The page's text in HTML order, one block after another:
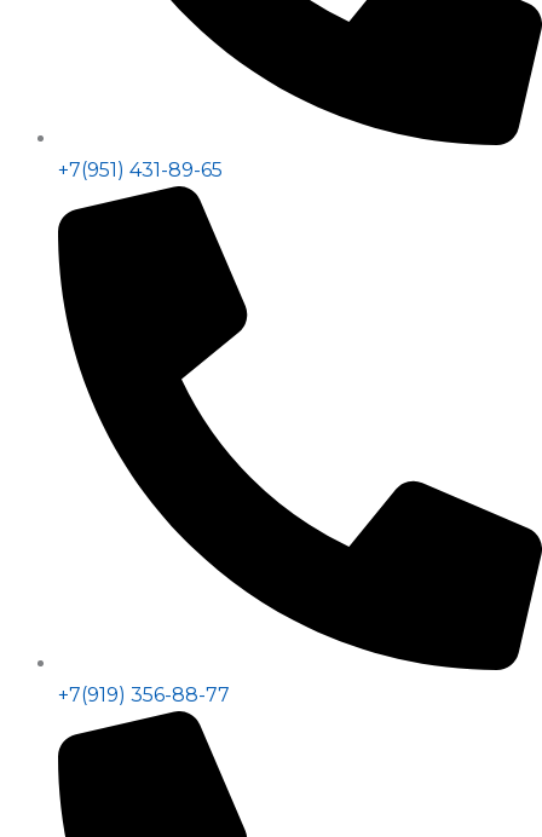
+7(951) 431-89-65
+7(919) 356-88-77